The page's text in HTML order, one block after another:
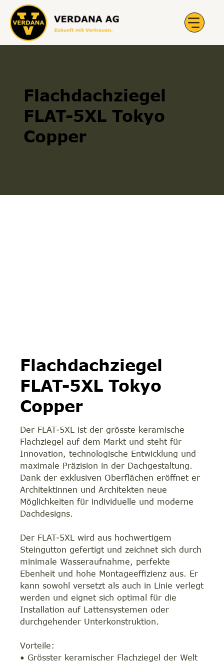
Flachdachziegel
FLAT-5XL Tokyo
Copper
Flachdachziegel
FLAT-5XL Tokyo
Copper
Der FLAT-5XL ist der grösste keramische
Flachziegel auf dem Markt und steht für
Innovation, technologische Entwicklung und
maximale Präzision in der Dachgestaltung.
Dank der exklusiven Oberflächen eröffnet er
Architektinnen und Architekten neue
Möglichkeiten für individuelle und moderne
Dachdesigns.
Der FLAT-5XL wird aus hochwertigem
Steingutton gefertigt und zeichnet sich durch
minimale Wasseraufnahme, perfekte
Ebenheit und hohe Montageeffizienz aus. Er
kann sowohl versetzt als auch in Linie verlegt
werden und eignet sich optimal für die
Installation auf Lattensystemen oder
durchgehender Unterkonstruktion.
Vorteile:
• Grösster keramischer Flachziegel der Welt